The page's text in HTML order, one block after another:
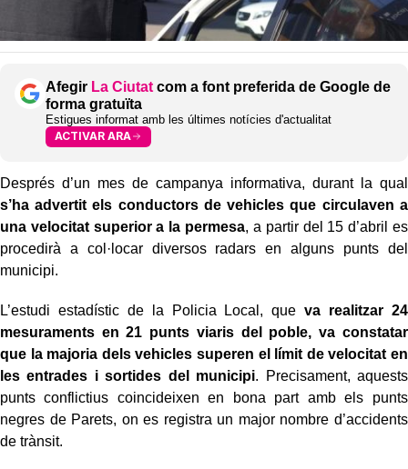
Afegir La Ciutat com a font preferida de Google de
forma gratuïta
Estigues informat amb les últimes notícies d'actualitat
ACTIVAR ARA
Després d’un mes de campanya informativa, durant la qual
s’ha advertit els conductors de vehicles que circulaven a
una velocitat superior a la permesa, a partir del 15 d’abril es
procedirà a col·locar diversos radars en alguns punts del
municipi.
L’estudi estadístic de la Policia Local, queva realitzar 24
mesuraments en 21 punts viaris del poble, va constatar
que la majoria dels vehicles superen el límit de velocitat en
les entrades i sortides del municipi. Precisament, aquests
punts conflictius coincideixen en bona part amb els punts
negres de Parets, on es registra un major nombre d’accidents
de trànsit.